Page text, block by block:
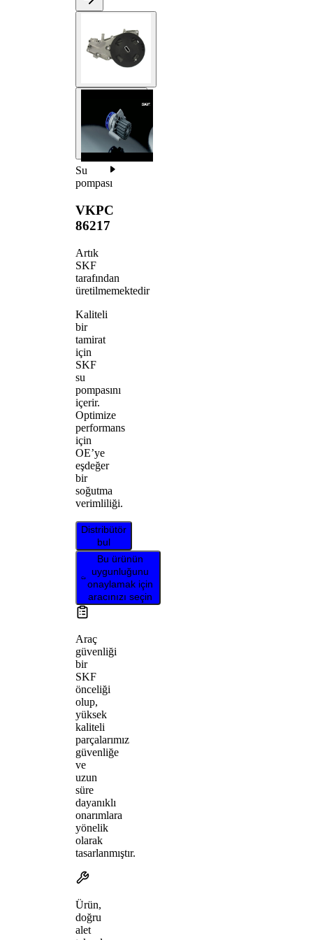
Su
pompası
VKPC
86217
Artık
SKF
tarafından
üretilmemektedir
Kaliteli
bir
tamirat
için
SKF
su
pompasını
içerir.
Optimize
performans
için
OE’ye
eşdeğer
bir
soğutma
verimliliği.
Distribütör
bul
Bu ürünün
uygunluğunu
onaylamak için
aracınızı seçin
Araç
güvenliği
bir
SKF
önceliği
olup,
yüksek
kaliteli
parçalarımız
güvenliğe
ve
uzun
süre
dayanıklı
onarımlara
yönelik
olarak
tasarlanmıştır.
Ürün,
doğru
alet